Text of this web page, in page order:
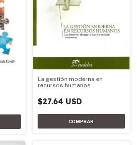
La gestión moderna en
recursos humanos
$27.64 USD